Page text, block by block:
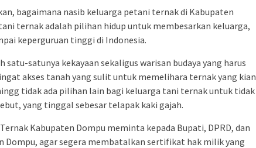
bagaimana nasib keluarga petani ternak di Kabupaten
ternak adalah pilihan hidup untuk membesarkan keluarga,
keperguruan tinggi di Indonesia.
satu-satunya kekayaan sekaligus warisan budaya yang harus
akses tanah yang sulit untuk memelihara ternak yang kian
tidak ada pilihan lain bagi keluarga tani ternak untuk tidak
yang tinggal sebesar telapak kaki gajah.
Kabupaten Dompu meminta kepada Bupati, DPRD, dan
Dompu, agar segera membatalkan sertifikat hak milik yang